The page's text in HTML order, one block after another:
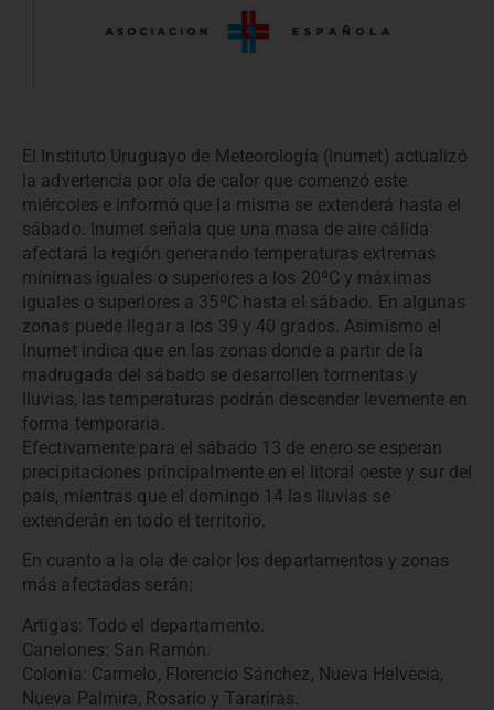
El Instituto Uruguayo de Meteorología (Inumet) actualizó
la advertencia por ola de calor que comenzó este
miércoles e informó que la misma se extenderá hasta el
sábado. Inumet señala que una masa de aire cálida
afectará la región generando temperaturas extremas
mínimas iguales o superiores a los 20ºC y máximas
iguales o superiores a 35ºC hasta el sábado. En algunas
zonas puede llegar a los 39 y 40 grados. Asimismo el
Inumet indica que en las zonas donde a partir de la
madrugada del sábado se desarrollen tormentas y
lluvias, las temperaturas podrán descender levemente en
forma temporaria.
Efectivamente para el sábado 13 de enero se esperan
precipitaciones principalmente en el litoral oeste y sur del
país, mientras que el domingo 14 las lluvias se
extenderán en todo el territorio.
En cuanto a la ola de calor los departamentos y zonas
más afectadas serán:
Artigas: Todo el departamento.
Canelones: San Ramón.
Colonia: Carmelo, Florencio Sánchez, Nueva Helvecia,
Nueva Palmira, Rosario y Tarariras.